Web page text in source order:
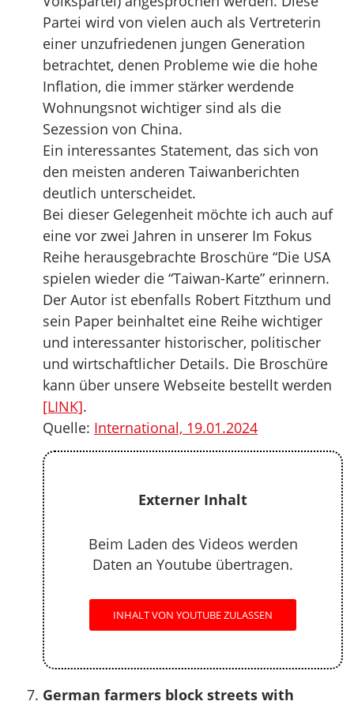
Partei wird von vielen auch als Vertreterin
einer unzufriedenen jungen Generation
betrachtet, denen Probleme wie die hohe
Inflation, die immer stärker werdende
Wohnungsnot wichtiger sind als die
Sezession von China.
Ein interessantes Statement, das sich von
den meisten anderen Taiwanberichten
deutlich unterscheidet.
Bei dieser Gelegenheit möchte ich auch auf
eine vor zwei Jahren in unserer Im Fokus
Reihe herausgebrachte Broschüre “Die USA
spielen wieder die “Taiwan-Karte” erinnern.
Der Autor ist ebenfalls Robert Fitzthum und
sein Paper beinhaltet eine Reihe wichtiger
und interessanter historischer, politischer
und wirtschaftlicher Details. Die Broschüre
kann über unsere Webseite bestellt werden
[LINK].
Quelle: International, 19.01.2024
Externer Inhalt
Beim Laden des Videos werden
Daten an Youtube übertragen.
INHALT VON YOUTUBE ZULASSEN
German farmers block streets with